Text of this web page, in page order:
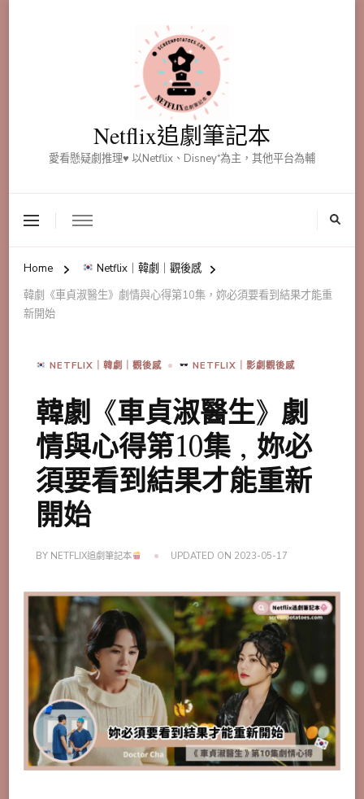
Netflix追劇筆記本
愛看懸疑劇推理♥ 以Netflix、Disney⁺為主，其他平台為輔
Home
Netflix｜韓劇｜觀後感
韓劇《車貞淑醫生》劇情與心得第10集，妳必須要看到結果才能重
新開始
NETFLIX｜韓劇｜觀後感 NETFLIX｜影劇觀後感
韓劇《車貞淑醫生》劇
情與心得第10集，妳必
須要看到結果才能重新
開始
BY NETFLIX追劇筆記本 UPDATED ON 2023-05-17